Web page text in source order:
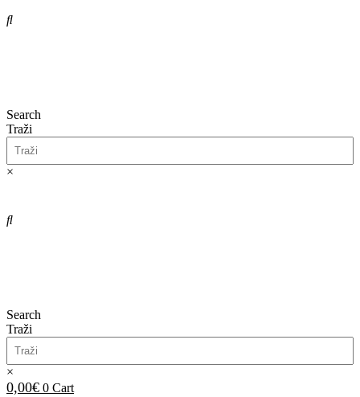
Search
Traži
×
Search
Traži
×
0,00€ 0 Cart